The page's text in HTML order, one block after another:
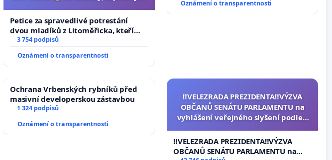
Petice za spravedlivé potrestání
dvou mladíků z Litoměřicka, kteří
dali kočku 😿 do sušičky, zapnuli ji a
3 754 podpisů
Oznámení o transparentnosti
Oznámení o transparentnosti
Ochrana Vrbenských rybníků před
masivní developerskou zástavbou
1 324 podpisů
Oznámení o transparentnosti
‼️VELEZRADA PREZIDENTA‼️VÝZVA
OBČANŮ SENÁTU PARLAMENTU na
vyhlášení veřejného slyšení podle §
na přijetí usnesení k podání ústavní
žaloby na prezidenta republiky
‼️VELEZRADA PREZIDENTA‼️VÝZVA
OBČANŮ SENÁTU PARLAMENTU na